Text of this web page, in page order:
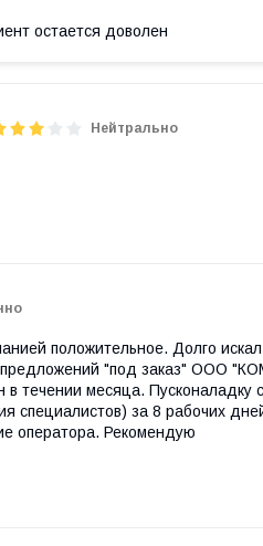
остается доволен
Нейтрально
положительное. Долго
предложений "под заказ" ООО
течении месяца. Пусконаладку
специалистов) за 8 рабочих
оператора. Рекомендую